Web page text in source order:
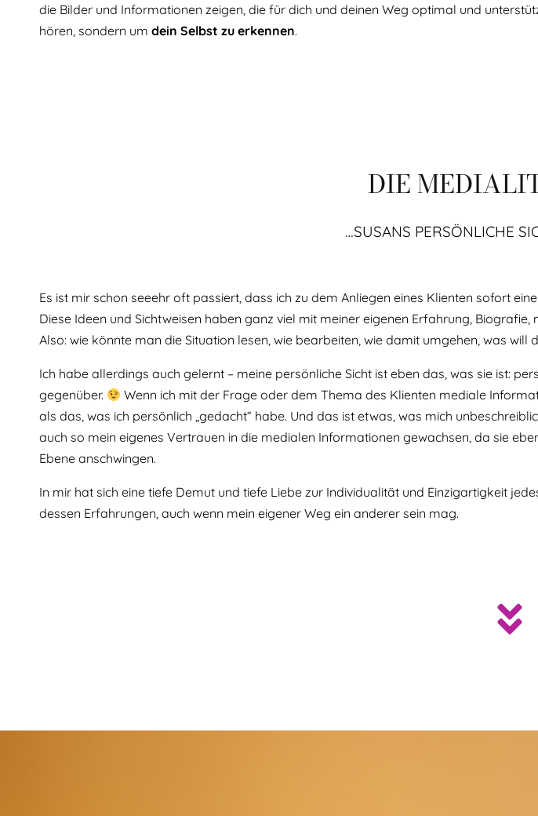
die Bilder und Informationen zeigen, die für dich und deinen Weg optimal und
hören, sondern um dein Selbst zu erkennen.
DIE
…SUSANS PERSÖNLICHE
Es ist mir schon seeehr oft passiert, dass ich zu dem Anliegen eines Klienten sofort
Diese Ideen und Sichtweisen haben ganz viel mit meiner eigenen Erfahrung,
Also: wie könnte man die Situation lesen, wie bearbeiten, wie damit umgehen, was will
Ich habe allerdings auch gelernt – meine persönliche Sicht ist eben das, was sie ist:
gegenüber.
Wenn ich mit der Frage oder dem Thema des Klienten mediale
als das, was ich persönlich „gedacht“ habe. Und das ist etwas, was mich
auch so mein eigenes Vertrauen in die medialen Informationen gewachsen, da sie
Ebene anschwingen.
In mir hat sich eine tiefe Demut und tiefe Liebe zur Individualität und Einzigartigkeit
dessen Erfahrungen, auch wenn mein eigener Weg ein anderer sein mag.